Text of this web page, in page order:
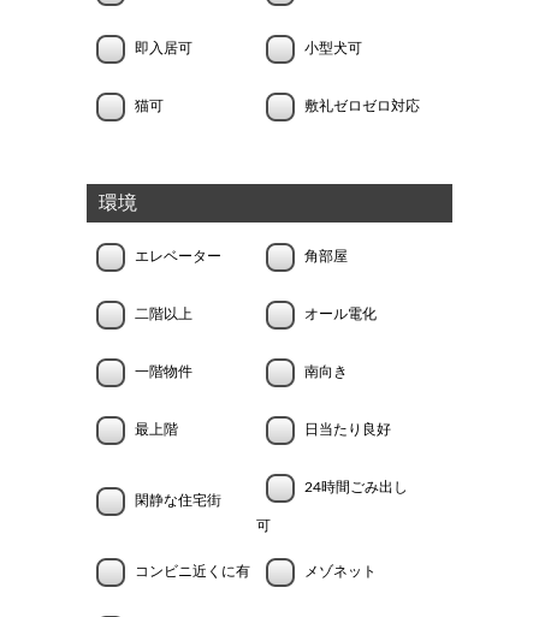
即入居可 小型犬可
猫可 敷礼ゼロゼロ対応
環境
エレベーター 角部屋
二階以上 オール電化
一階物件 南向き
最上階 日当たり良好
閑静な住宅街
24時間ごみ出し
可
コンビニ近くに有 メゾネット